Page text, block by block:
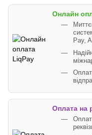
Онлайн
Pay,
Оплата на